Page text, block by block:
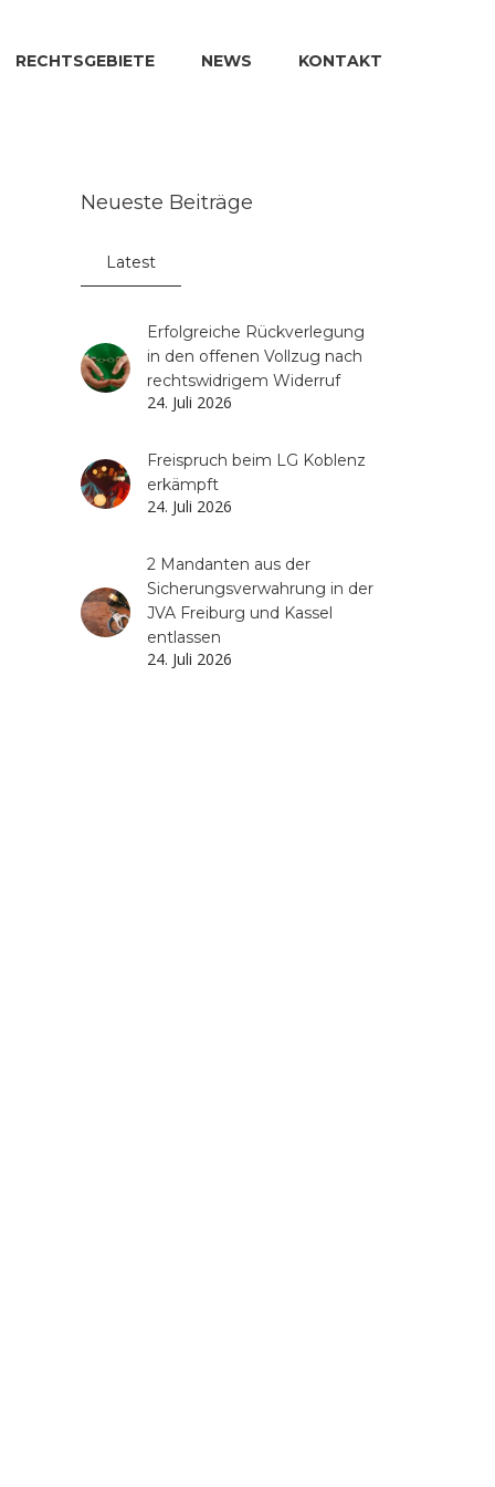
RECHTSGEBIETE NEWS KONTAKT
Neueste Beiträge
Latest
Erfolgreiche Rückverlegung
in den offenen Vollzug nach
rechtswidrigem Widerruf
24. Juli 2026
Freispruch beim LG Koblenz
erkämpft
24. Juli 2026
2 Mandanten aus der
Sicherungsverwahrung in der
JVA Freiburg und Kassel
entlassen
24. Juli 2026